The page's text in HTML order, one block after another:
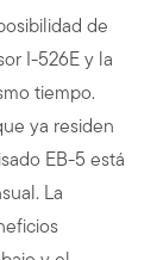
de
I-526E y la
tiempo.
ya residen
EB-5 está
La